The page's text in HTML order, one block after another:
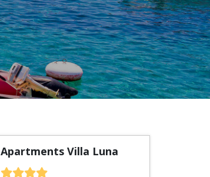
Apartments Villa Luna